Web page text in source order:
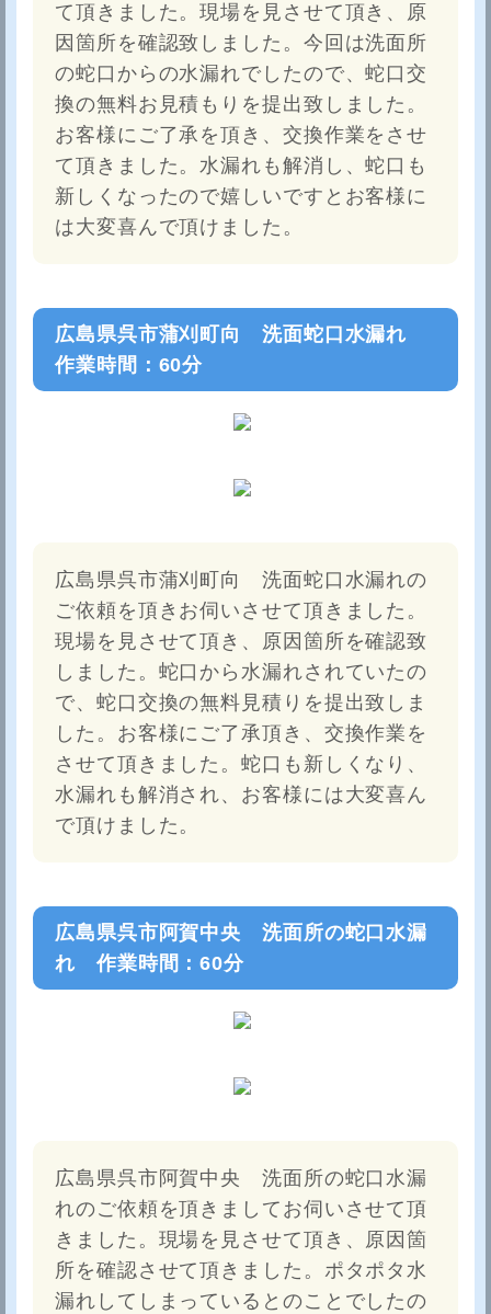
て頂きました。現場を見させて頂き、原
因箇所を確認致しました。今回は洗面所
の蛇口からの水漏れでしたので、蛇口交
換の無料お見積もりを提出致しました。
お客様にご了承を頂き、交換作業をさせ
て頂きました。水漏れも解消し、蛇口も
新しくなったので嬉しいですとお客様に
は大変喜んで頂けました。
広島県呉市蒲刈町向 洗面蛇口水漏れ
作業時間：60分
広島県呉市蒲刈町向 洗面蛇口水漏れの
ご依頼を頂きお伺いさせて頂きました。
現場を見させて頂き、原因箇所を確認致
しました。蛇口から水漏れされていたの
で、蛇口交換の無料見積りを提出致しま
した。お客様にご了承頂き、交換作業を
させて頂きました。蛇口も新しくなり、
水漏れも解消され、お客様には大変喜ん
で頂けました。
広島県呉市阿賀中央 洗面所の蛇口水漏
れ 作業時間：60分
広島県呉市阿賀中央 洗面所の蛇口水漏
れのご依頼を頂きましてお伺いさせて頂
きました。現場を見させて頂き、原因箇
所を確認させて頂きました。ポタポタ水
漏れしてしまっているとのことでしたの